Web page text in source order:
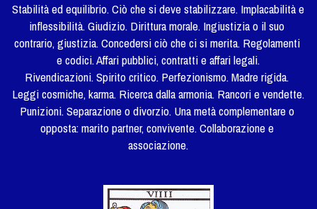
Stabilità ed equilibrio. Ciò che si deve stabilizzare. Implacabilità e
inflessibilità. Giudizio. Dirittura morale. Ingiustizia o il suo
contrario, giustizia. Concedersi ciò che ci si merita. Regolamenti
e codici. Affari pubblici, contratti e affari legali.
Rivendicazioni. Spirito critico. Perfezionismo. Madre rigida.
Leggi cosmiche, karma. Ricerca dalla armonia. Rancori e vendette.
Punizioni. Separazione o divorzio. Una metà complementare o
opposta: marito partner, convivente. Collaborazione e
associazione.